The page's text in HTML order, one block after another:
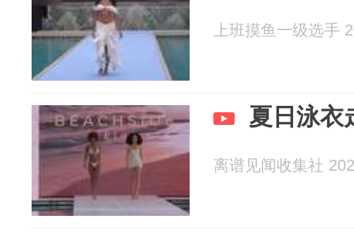
上班摸鱼一级选手
夏日泳衣
离谱见闻收集社